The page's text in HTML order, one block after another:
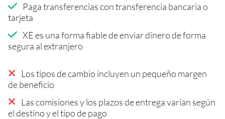
Paga transferencias con transferencia bancaria o
tarjeta
XE es una forma fiable de enviar dinero de forma
segura al extranjero
Los tipos de cambio incluyen un pequeño margen
de beneficio
Las comisiones y los plazos de entrega varían según
el destino y el tipo de pago